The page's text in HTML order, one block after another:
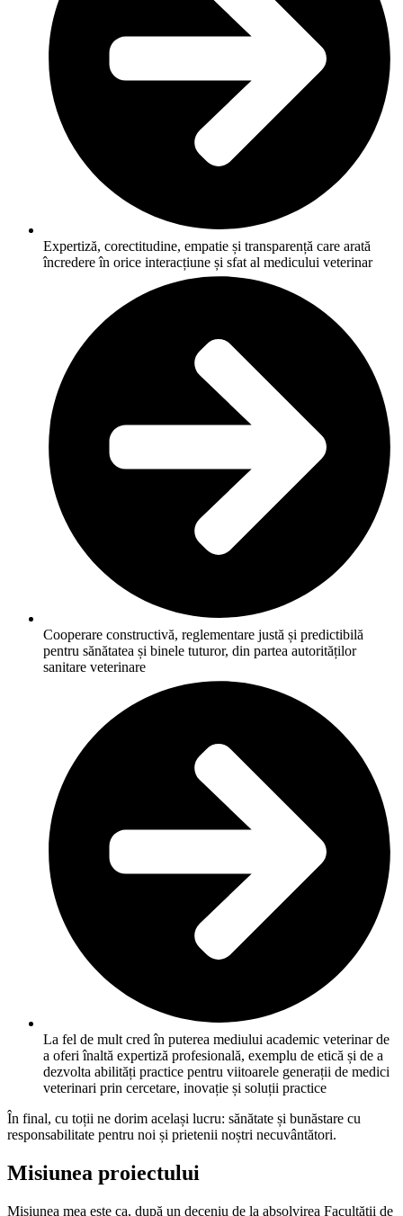
Expertiză, corectitudine, empatie și transparență care arată
încredere în orice interacțiune și sfat al medicului veterinar
Cooperare constructivă, reglementare justă și predictibilă
pentru sănătatea și binele tuturor, din partea autorităților
sanitare veterinare
La fel de mult cred în puterea mediului academic veterinar de
a oferi înaltă expertiză profesională, exemplu de etică și de a
dezvolta abilități practice pentru viitoarele generații de medici
veterinari prin cercetare, inovație și soluții practice
În final, cu toții ne dorim același lucru: sănătate și bunăstare cu
responsabilitate pentru noi și prietenii noștri necuvântători.
Misiunea proiectului
Misiunea mea este ca, după un deceniu de la absolvirea Facultății de